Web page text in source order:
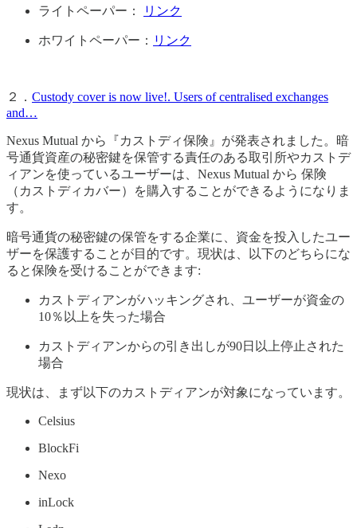
ライトペーパー： リンク
ホワイトペーパー： リンク
２． Custody cover is now live!. Users of centralised exchanges
and…
Nexus Mutual から『カストディ保険』が発表されました。暗
号通貨資産の秘密鍵を保管する責任のある取引所やカストデ
ィアンを使っているユーザーは、Nexus Mutual から 保険
（カストディカバー）を購入することができるようになりま
す。
暗号通貨の秘密鍵の保管をする企業に、資金を投入したユー
ザーを保護することが目的です。現状は、以下のどちらにな
ると保険を受けることができます:
カストディアンがハッキングされ、ユーザーが資金の
10％以上を失った場合
カストディアンからの引き出しが90日以上停止された
場合
現状は、まず以下のカストディアンが対象になっています。
Celsius
BlockFi
Nexo
inLock